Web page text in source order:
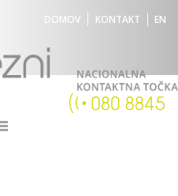
DOMOV KONTAKT EN